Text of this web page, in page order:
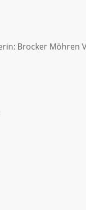
Brocker Möhren